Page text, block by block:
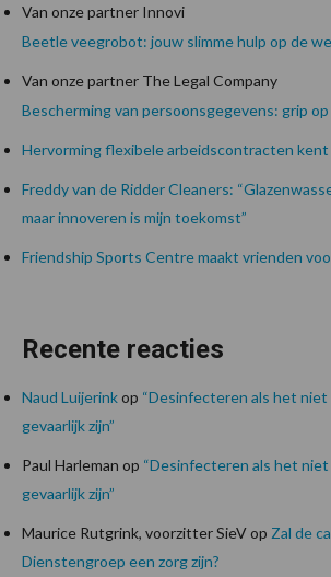
Van onze partner Innovi
Beetle veegrobot: jouw slimme hulp op de
Van onze partner The Legal Company
Bescherming van persoonsgegevens: grip op
Hervorming flexibele arbeidscontracten kent
Freddy van de Ridder Cleaners:
maar innoveren is mijn toekomst”
Friendship Sports Centre maakt vrienden
Recente reacties
Naud Luijerinkop “Desinfecteren als het niet
gevaarlijk zijn”
Paul Harleman op “Desinfecteren als het niet
gevaarlijk zijn”
Maurice Rutgrink, voorzitter SieVop Zal de
Dienstengroep een zorg zijn?